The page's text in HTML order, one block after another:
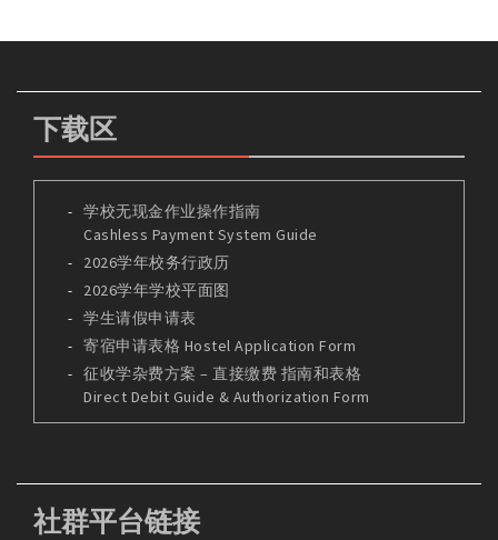
下载区
学校无现金作业操作指南
Cashless Payment System Guide
2026学年校务行政历
2026学年学校平面图
学生请假申请表
寄宿申请表格 Hostel Application Form
征收学杂费方案 – 直接缴费 指南和表格
Direct Debit Guide & Authorization Form
社群平台链接